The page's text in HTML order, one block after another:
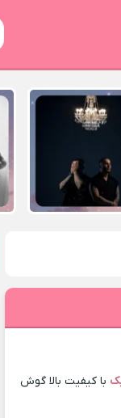
با کیفیت بالا گوش